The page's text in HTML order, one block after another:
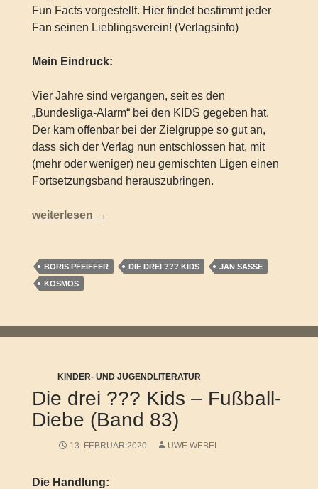
Fun Facts vorgestellt. Hier findet bestimmt jeder
Fan seinen Lieblingsverein! (Verlagsinfo)
Mein Eindruck:
Vier Jahre sind vergangen, seit es den
„Bundesliga-Alarm“ bei den KIDS gegeben hat.
Der kam offenbar bei der Zielgruppe so gut an,
dass sich der Verlag nun entschlossen hat, mit
(mehr oder weniger) neu gemischten Ligen einen
Fortsetzungsband herauszubringen.
Die drei ??? Kids – Team Bundesliga (Sonderband)
weiterlesen →
BORIS PFEIFFER DIE DREI ??? KIDS
JAN SASSE
KOSMOS
KINDER- UND JUGENDLITERATUR
Die drei ??? Kids – Fußball-
Diebe (Band 83)
13. FEBRUAR 2020 UWE WEBEL
Die Handlung: